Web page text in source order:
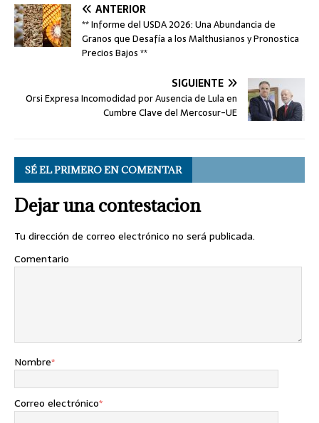
ANTERIOR
** Informe del USDA 2026: Una Abundancia de
Granos que Desafía a los Malthusianos y Pronostica
Precios Bajos **
SIGUIENTE
Orsi Expresa Incomodidad por Ausencia de Lula en
Cumbre Clave del Mercosur-UE
SÉ EL PRIMERO EN COMENTAR
Dejar una contestacion
Tu dirección de correo electrónico no será publicada.
Comentario
Nombre*
Correo electrónico*